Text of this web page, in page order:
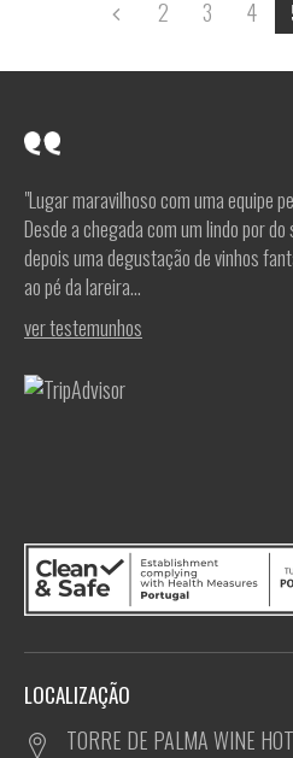
2 3 4
"Lugar maravilhoso com uma equipe
Desde a chegada com um lindo por
depois uma degustação de vinhos
ao pé da lareira...
ver testemunhos
LOCALIZAÇÃO
TORRE DE PALMA WINE